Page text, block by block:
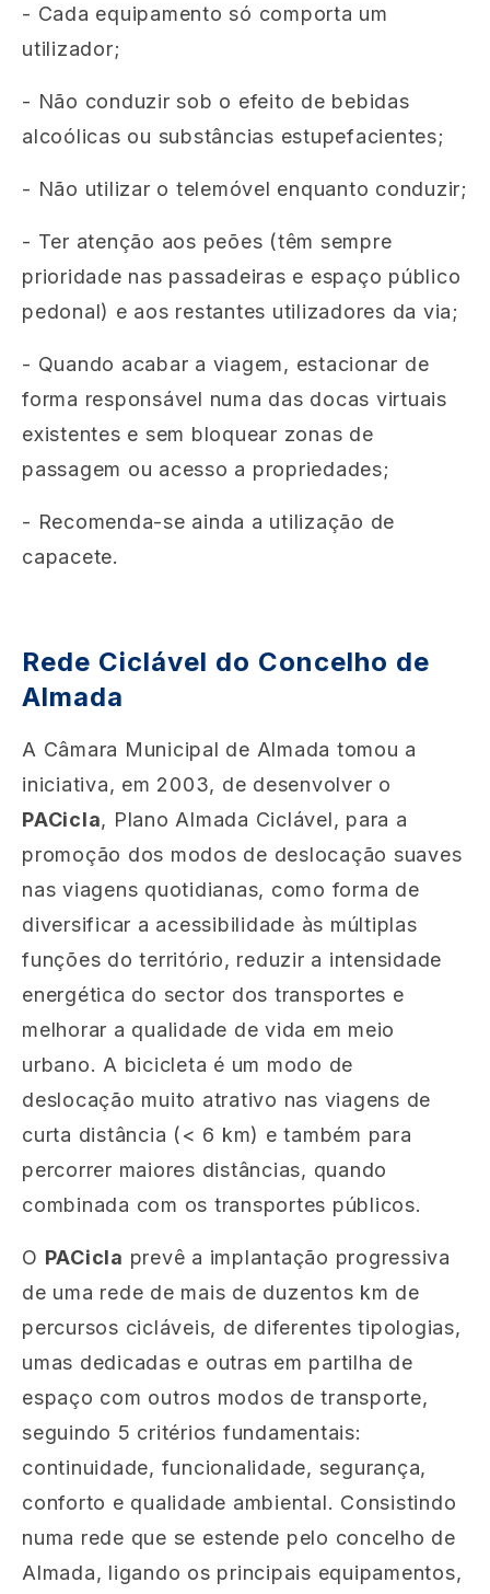
- Cada equipamento só comporta um
utilizador;
- Não conduzir sob o efeito de bebidas
alcoólicas ou substâncias estupefacientes;
- Não utilizar o telemóvel enquanto conduzir;
- Ter atenção aos peões (têm sempre
prioridade nas passadeiras e espaço público
pedonal) e aos restantes utilizadores da via;
- Quando acabar a viagem, estacionar de
forma responsável numa das docas virtuais
existentes e sem bloquear zonas de
passagem ou acesso a propriedades;
- Recomenda-se ainda a utilização de
capacete.
Rede Ciclável do Concelho de
Almada
A Câmara Municipal de Almada tomou a
iniciativa, em 2003, de desenvolver o
PACicla, Plano Almada Ciclável, para a
promoção dos modos de deslocação suaves
nas viagens quotidianas, como forma de
diversificar a acessibilidade às múltiplas
funções do território, reduzir a intensidade
energética do sector dos transportes e
melhorar a qualidade de vida em meio
urbano. A bicicleta é um modo de
deslocação muito atrativo nas viagens de
curta distância (< 6 km) e também para
percorrer maiores distâncias, quando
combinada com os transportes públicos.
O PACicla prevê a implantação progressiva
de uma rede de mais de duzentos km de
percursos cicláveis, de diferentes tipologias,
umas dedicadas e outras em partilha de
espaço com outros modos de transporte,
seguindo 5 critérios fundamentais:
continuidade, funcionalidade, segurança,
conforto e qualidade ambiental. Consistindo
numa rede que se estende pelo concelho de
Almada, ligando os principais equipamentos,